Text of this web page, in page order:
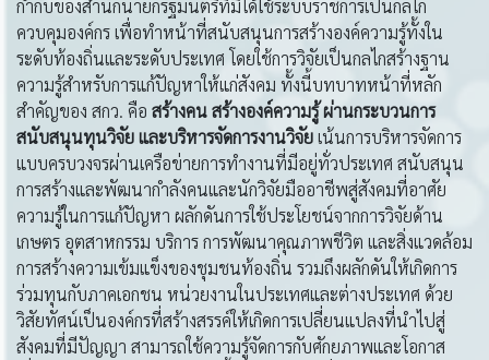
กำกับของสำนักนายกรัฐมนตรีที่มิได้ใช้ระบบราชการเป็นกลไก
ควบคุมองค์กร เพื่อทำหน้าที่สนับสนุนการสร้างองค์ความรู้ทั้งใน
ระดับท้องถิ่นและระดับประเทศ โดยใช้การวิจัยเป็นกลไกสร้างฐาน
ความรู้สำหรับการแก้ปัญหาให้แก่สังคม ทั้งนี้บทบาทหน้าที่หลัก
สำคัญของ สกว. คือ สร้างคน สร้างองค์ความรู้ ผ่านกระบวนการ
สนับสนุนทุนวิจัย และบริหารจัดการงานวิจัยเน้นการบริหารจัดการ
แบบครบวงจรผ่านเครือข่ายการทำงานที่มีอยู่ทั่วประเทศ สนับสนุน
การสร้างและพัฒนากำลังคนและนักวิจัยมืออาชีพสู่สังคมที่อาศัย
ความรู้ในการแก้ปัญหา ผลักดันการใช้ประโยชน์จากการวิจัยด้าน
เกษตร อุตสาหกรรม บริการ การพัฒนาคุณภาพชีวิต และสิ่งแวดล้อม
การสร้างความเข้มแข็งของชุมชนท้องถิ่น รวมถึงผลักดันให้เกิดการ
ร่วมทุนกับภาคเอกชน หน่วยงานในประเทศและต่างประเทศ ด้วย
วิสัยทัศน์เป็นองค์กรที่สร้างสรรค์ให้เกิดการเปลี่ยนแปลงที่นำไปสู่
สังคมที่มีปัญญา สามารถใช้ความรู้จัดการกับศักยภาพและโอกาส